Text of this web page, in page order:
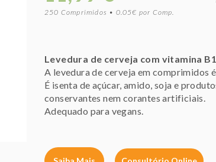
250 Comprimidos • 0.05€ por Comp.
Levedura de cerveja com vitamina
A levedura de cerveja em comprimidos
É isenta de açúcar, amido, soja e
conservantes nem corantes artificiais.
Adequado para vegans.